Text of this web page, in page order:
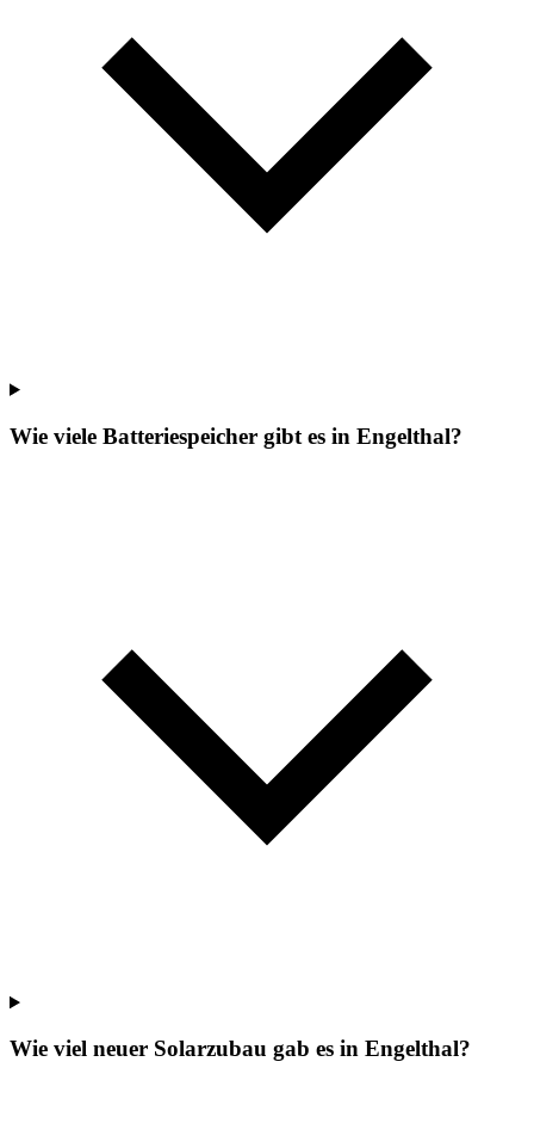
Wie viele Batteriespeicher gibt es in Engelthal?
Wie viel neuer Solarzubau gab es in Engelthal?